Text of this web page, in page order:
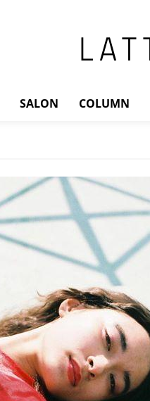
SALON COLUMN